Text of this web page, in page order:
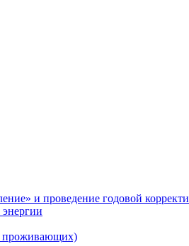
и проведение годовой корректи
проживающих)